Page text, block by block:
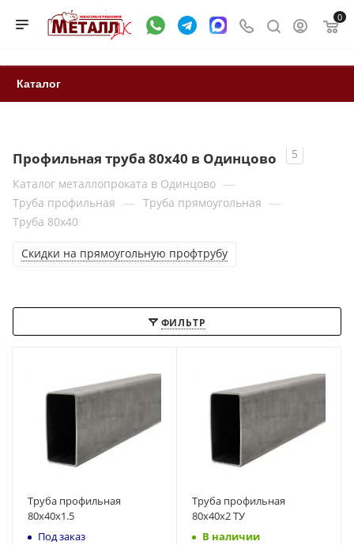
0
Каталог
Профильная труба 80x40 в Одинцово
5
Каталог металлопроката в Одинцово —
Труба профильная — Труба прямоугольная —
Труба 80x40
Скидки на прямоугольную профтрубу
ФИЛЬТР
Труба профильная
80х40х1.5
Под заказ
Труба профильная
80х40х2 ТУ
В наличии